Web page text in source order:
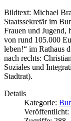
Bildtext: Michael
Staatssekretär im
Frauen und Jugend,
von rund 105.000
leben!“ im Rathaus
nach rechts:
Soziales und
Stadtrat).
Details
Kategorie: